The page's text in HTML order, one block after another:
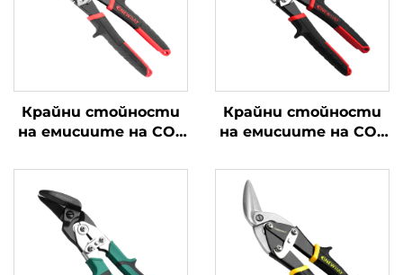
Крайни стойности
на емисиите на CO2
въздухоплавателни
средства
Крайни стойности
на емисиите на CO2
въздухоплавателни